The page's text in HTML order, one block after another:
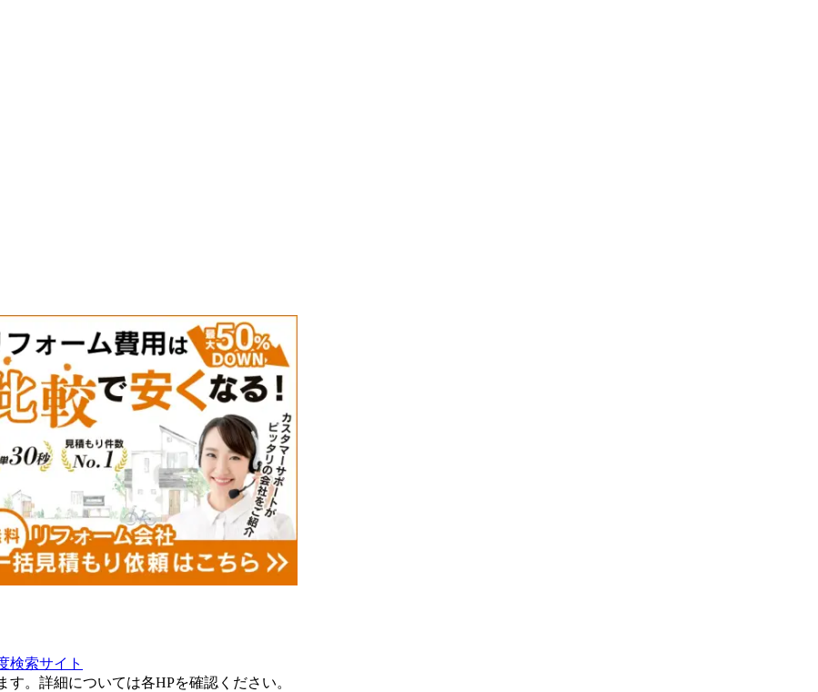
検索サイト
。詳細については各HPを確認ください。